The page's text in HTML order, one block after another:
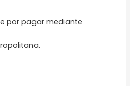
por pagar mediante